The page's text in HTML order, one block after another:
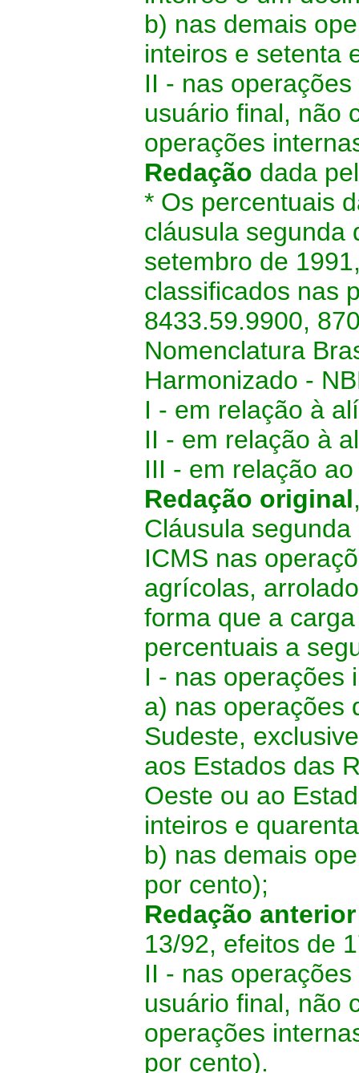
b) nas demais
inteiros e setenta
II - nas
usuário final, não
operações
Redação dada
* Os percentuais
cláusula segunda
setembro de
classificados nas
8433.59.9900,
Nomenclatura
Harmonizado -
I - em relação à
II - em relação à
III - em relação
Redação original
Cláusula
ICMS nas
agrícolas,
forma que a
percentuais a
I - nas operações
a) nas operações
Sudeste,
aos Estados das
Oeste ou ao
inteiros e
b) nas demais
por cento);
Redação
13/92, efeitos de
II - nas
usuário final, não
operações
por cento).